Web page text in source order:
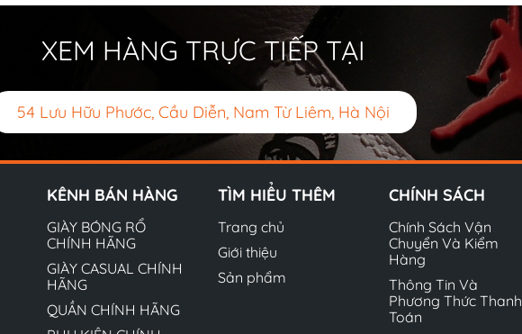
XEM HÀNG TRỰC TIẾP TẠI
54 Lưu Hữu Phước, Cầu Diễn, Nam Từ Liêm, Hà Nội
KÊNH BÁN HÀNG
GIÀY BÓNG RỔ
CHÍNH HÃNG
GIÀY CASUAL CHÍNH
HÃNG
QUẦN CHÍNH HÃNG
TÌM HIỂU THÊM
Trang chủ
Giới thiệu
Sản phẩm
CHÍNH SÁCH
Chính Sách Vận
Chuyển Và Kiểm
Hàng
Thông Tin Và
Phương Thức Thanh
Toán